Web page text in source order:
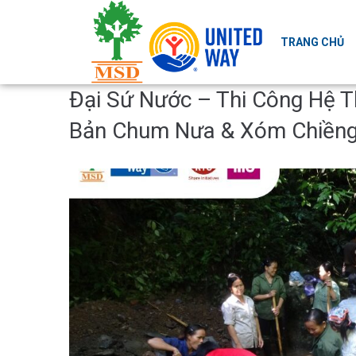
TRANG CHỦ
Đại Sứ Nước – Thi Công Hệ
Bản Chum Nưa & Xóm